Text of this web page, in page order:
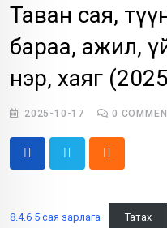
Таван сая,
бараа, ажил,
нэр, хаяг
2025-10-17 0
8.4.6 5 сая зарлага Татах